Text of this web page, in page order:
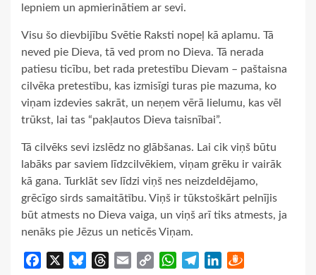
lepniem un apmierinātiem ar sevi.
Visu šo dievbijību Svētie Raksti nopeļ kā aplamu. Tā
neved pie Dieva, tā ved prom no Dieva. Tā nerada
patiesu ticību, bet rada pretestību Dievam – paštaisna
cilvēka pretestību, kas izmisīgi turas pie mazuma, ko
viņam izdevies sakrāt, un neņem vērā lielumu, kas vēl
trūkst, lai tas “pakļautos Dieva taisnībai”.
Tā cilvēks sevi izslēdz no glābšanas. Lai cik viņš būtu
labāks par saviem līdzcilvēkiem, viņam grēku ir vairāk
kā gana. Turklāt sev līdzi viņš nes neizdeldējamo,
grēcīgo sirds samaitātību. Viņš ir tūkstoškārt pelnījis
būt atmests no Dieva vaiga, un viņš arī tiks atmests, ja
nenāks pie Jēzus un neticēs Viņam.
Facebook BlueskyThreads
Email
Copy
WhatsApp
TelegramLinkedIn